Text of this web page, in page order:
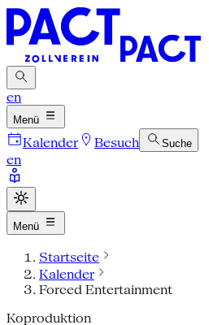
en
Menü
Kalender Besuch Suche
en
Menü
Startseite
Kalender
Forced Entertainment
Koproduktion